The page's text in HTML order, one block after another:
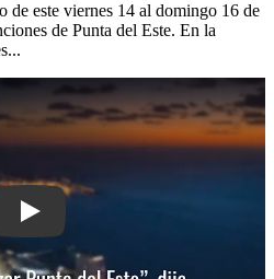
de este viernes 14 al domingo 16 de
de Punta del Este. En la
Play: “Queremos desestigmatizar